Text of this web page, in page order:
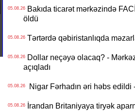
05.08.26Bakıda ticarət mərkəzində
öldü
05.08.26Tərtərdə qəbiristanlıqda
05.08.26Dollar neçəyə olacaq? -
açıqladı
05.08.26Nigar Fərhadın əri həbs edildi
05.08.26İrandan Britaniyaya tiryək